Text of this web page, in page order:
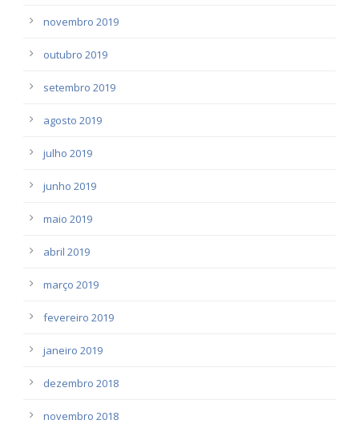
novembro 2019
outubro 2019
setembro 2019
agosto 2019
julho 2019
junho 2019
maio 2019
abril 2019
março 2019
fevereiro 2019
janeiro 2019
dezembro 2018
novembro 2018